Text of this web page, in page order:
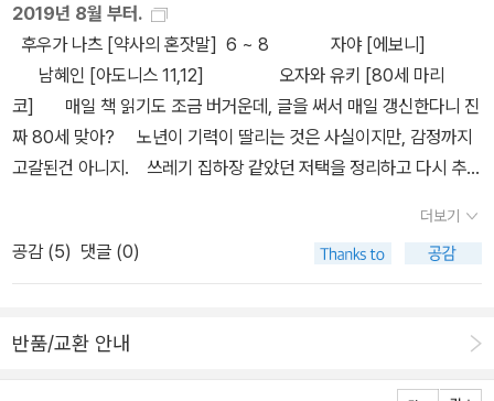
2019년 8월 부터.
후우가 나츠 [약사의 혼잣말] 6 ~ 8 자야 [에보니]
코] 매일 책 읽기도 조금 버거운데, 글을 써서 매일 갱신한다니 진
짜 80세 맞아? 노년이 기력이 딸리는 것은 사실이지만, 감정까지
고갈된건 아니지. 쓰레기 집하장 같았던 저택을 정리하고 다시 추스
다시 링 위에 오르는데는 두려움을 극복할 커다란 용기와 청심환이
필요해. 이즈미 이치몬지 [천수의 나라3]만화. 아직은 힐링.[천수의
나라]를 읽다보면 나 자신이 맑은 색으로 정화되는 느낌이다. 거의
레한 이들이 옹기종기 소박하게 살아가는 그곳은 날카롭게 벼려지고
더보기
공감 (5) 댓글 (0)
반품/교환 안내